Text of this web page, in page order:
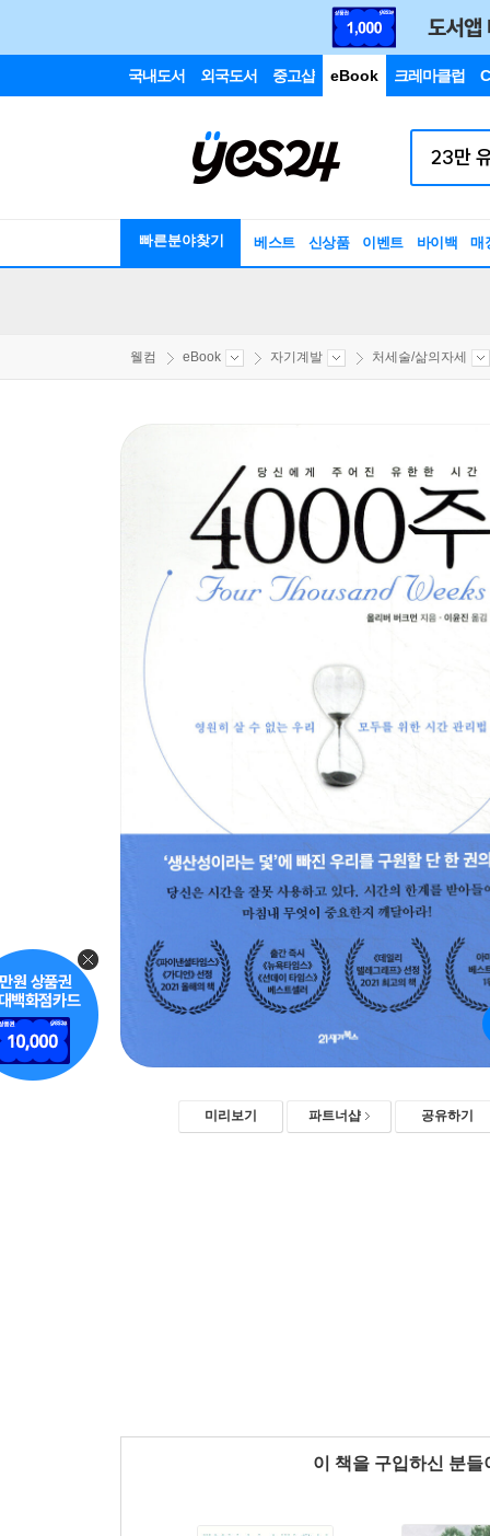
국내도서 외국도서 중고샵 eBook 크레마클럽
빠른분야찾기 베스트 신상품 이벤트 바이백 매
웰컴 eBook 자기계발 처세술/삶의자세
미리보기 파트너샵 공유하기
이 책을 구입하신 분